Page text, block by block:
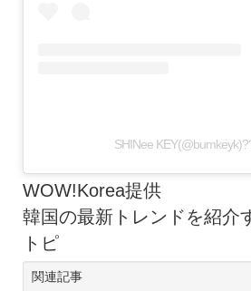
SHINee
WOW!Korea提供
韓国の最新トレンドを紹介
トピ
関連記事